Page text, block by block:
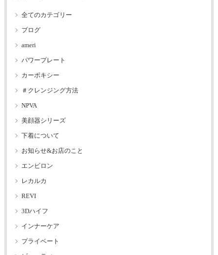
全てのカテゴリー
ブログ
ameri
パワープレート
カーボキシー
＃クレンジング方法
NPVA
美顔器シリーズ
下着について
お知らせ&お店のこと
エンビロン
レカルカ
REVI
3Dハイフ
インナーケア
プライベート